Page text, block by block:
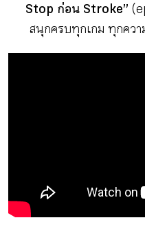
หัวข้อที่เราแนะนำ
Stop ก่อน Stroke”
สนุกครบทุกเกม ทุกคว